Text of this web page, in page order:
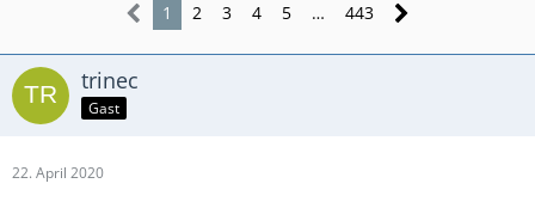
1 2 3 4 5 … 443
trinec
Gast
22. April 2020